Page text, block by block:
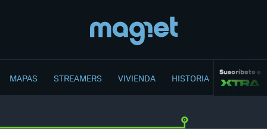
MAPAS STREAMERS VIVIENDA HISTORIA Suscríbete a